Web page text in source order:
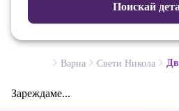
Поискай
Варна Свети Никола
Зареждаме...